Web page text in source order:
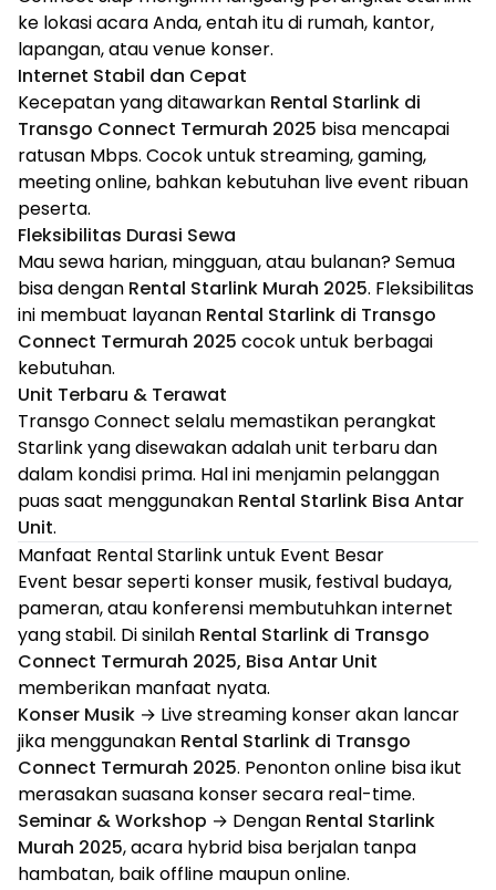
ke lokasi acara Anda, entah itu di rumah, kantor,
lapangan, atau venue konser.
Internet Stabil dan Cepat
Kecepatan yang ditawarkan Rental Starlink di
Transgo Connect Termurah 2025 bisa mencapai
ratusan Mbps. Cocok untuk streaming, gaming,
meeting online, bahkan kebutuhan live event ribuan
peserta.
Fleksibilitas Durasi Sewa
Mau sewa harian, mingguan, atau bulanan? Semua
bisa dengan Rental Starlink Murah 2025. Fleksibilitas
ini membuat layanan Rental Starlink di Transgo
Connect Termurah 2025 cocok untuk berbagai
kebutuhan.
Unit Terbaru & Terawat
Transgo Connect selalu memastikan perangkat
Starlink yang disewakan adalah unit terbaru dan
dalam kondisi prima. Hal ini menjamin pelanggan
puas saat menggunakan Rental Starlink Bisa Antar
Unit.
Manfaat Rental Starlink untuk Event Besar
Event besar seperti konser musik, festival budaya,
pameran, atau konferensi membutuhkan internet
yang stabil. Di sinilah Rental Starlink di Transgo
Connect Termurah 2025, Bisa Antar Unit
memberikan manfaat nyata.
Konser Musik → Live streaming konser akan lancar
jika menggunakan Rental Starlink di Transgo
Connect Termurah 2025. Penonton online bisa ikut
merasakan suasana konser secara real-time.
Seminar & Workshop → Dengan Rental Starlink
Murah 2025, acara hybrid bisa berjalan tanpa
hambatan, baik offline maupun online.